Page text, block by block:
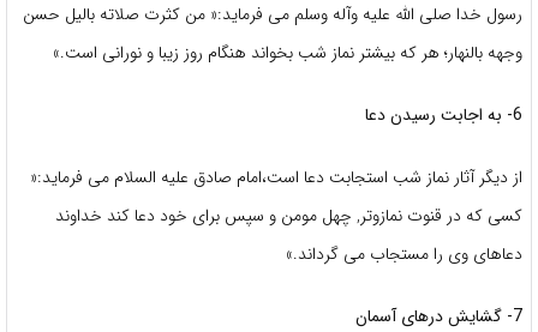
رسول خدا صلی الله علیه وآله وسلم می فرماید:« من کثرت صلاته بالیل حسن
وجهه بالنهار؛ هر که بیشتر نماز شب بخواند هنگام روز زیبا و نورانی است.»
6- به اجابت رسیدن دعا
از دیگر آثار نماز شب استجابت دعا است،امام صادق علیه السلام می فرماید:«
کسی که در قنوت نمازوتر, چهل مومن و سپس برای خود دعا کند خداوند
دعاهای وی را مستجاب می گرداند.»
7- گشایش درهای آسمان